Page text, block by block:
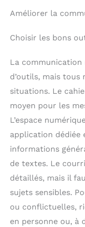
Améliorer la
Choisir les bons
La
d’outils, mais
situations. Le
moyen pour les
L’espace
application dédiée
informations
de textes. Le
détaillés, mais il
sujets sensibles.
ou conflictuelles,
en personne ou, à